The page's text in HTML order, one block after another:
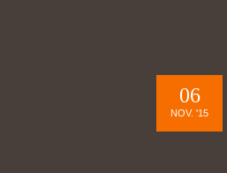
06
NOV. '15